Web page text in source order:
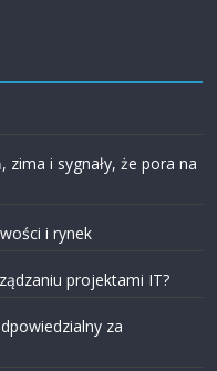
i sygnały, że pora na
i rynek
projektami IT?
za